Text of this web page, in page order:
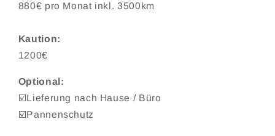
880€ pro Monat inkl. 3500km
Kaution:
1200€
Optional:
☑️Lieferung nach Hause / Büro
☑️Pannenschutz